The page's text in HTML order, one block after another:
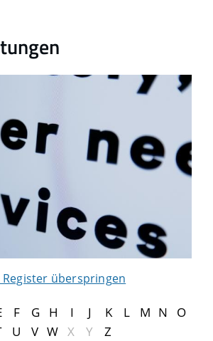
überspringen
F G H I J K L M N
O
U V W X Y Z